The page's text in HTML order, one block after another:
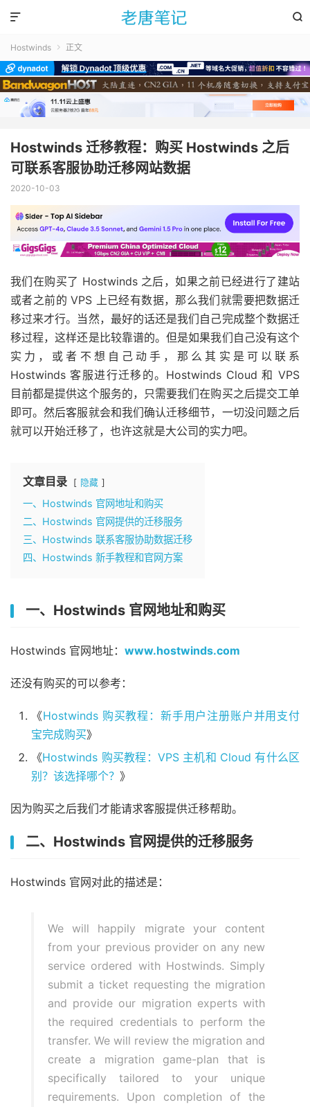


Hostwinds  正文
Hostwinds 迁移教程：购买 Hostwinds 之后
可联系客服协助迁移网站数据
2020-10-03
我们在购买了 Hostwinds 之后，如果之前已经进行了建站
或者之前的 VPS 上已经有数据，那么我们就需要把数据迁
移过来才行。当然，最好的话还是我们自己完成整个数据迁
移过程，这样还是比较靠谱的。但是如果我们自己没有这个
实力，或者不想自己动手，那么其实是可以联系
Hostwinds 客服进行迁移的。Hostwinds Cloud 和 VPS
目前都是提供这个服务的，只需要我们在购买之后提交工单
即可。然后客服就会和我们确认迁移细节，一切没问题之后
就可以开始迁移了，也许这就是大公司的实力吧。
文章目录 隐藏
一、Hostwinds 官网地址和购买
二、Hostwinds 官网提供的迁移服务
三、Hostwinds 联系客服协助数据迁移
四、Hostwinds 新手教程和官网方案
一、Hostwinds 官网地址和购买
Hostwinds 官网地址： www.hostwinds.com
还没有购买的可以参考：
《Hostwinds 购买教程：新手用户注册账户并用支付
宝完成购买》
《Hostwinds 购买教程：VPS 主机和 Cloud 有什么区
别？该选择哪个？ 》
因为购买之后我们才能请求客服提供迁移帮助。
二、Hostwinds 官网提供的迁移服务
Hostwinds 官网对此的描述是：
We will happily migrate your content
from your previous provider on any new
service ordered with Hostwinds. Simply
submit a ticket requesting the migration
and provide our migration experts with
the required credentials to perform the
transfer. We will review the migration and
create a migration game-plan that is
specifically tailored to your unique
requirements. Upon completion of the